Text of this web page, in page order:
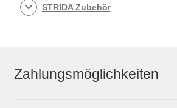
STRIDA Zubehör
Zahlungsmöglichkeiten